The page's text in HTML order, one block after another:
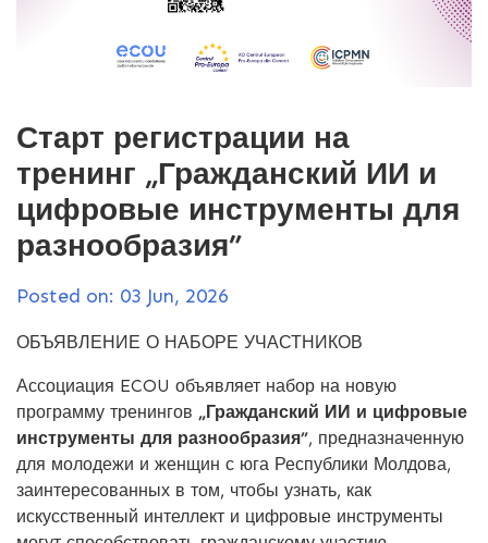
Старт регистрации на
тренинг „Гражданский ИИ и
цифровые инструменты для
разнообразия”
Posted on: 03 Jun, 2026
ОБЪЯВЛЕНИЕ О НАБОРЕ УЧАСТНИКОВ
Ассоциация ECOU объявляет набор на новую
программу тренингов „Гражданский ИИ и цифровые
инструменты для разнообразия”, предназначенную
для молодежи и женщин с юга Республики Молдова,
заинтересованных в том, чтобы узнать, как
искусственный интеллект и цифровые инструменты